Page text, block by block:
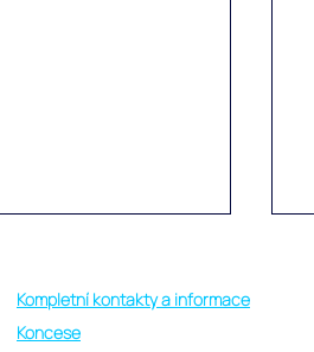
Kompletní kontakty a informace
Koncese